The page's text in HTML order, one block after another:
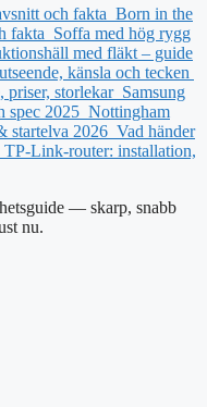
och fakta Born in the
fakta Soffa med hög rygg
med fläkt – guide
känsla och tecken
storlekar Samsung
spec 2025 Nottingham
startelva 2026 Vad händer
TP-Link-router: installation,
— skarp, snabb
nu.